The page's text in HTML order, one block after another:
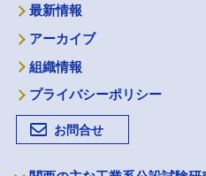
最新情報
アーカイブ
組織情報
プライバシーポリシー
お問合せ